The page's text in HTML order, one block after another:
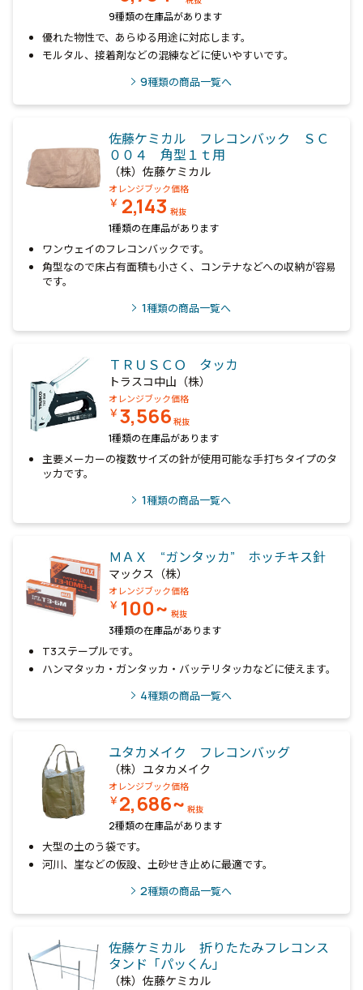
9種類の在庫品があります
優れた物性で、あらゆる用途に対応します。
モルタル、接着剤などの混練などに使いやすいです。
9種類の商品一覧へ
佐藤ケミカル フレコンバック ＳＣ
００４ 角型１ｔ用
（株）佐藤ケミカル
オレンジブック価格
￥ 2,143 税抜
1種類の在庫品があります
ワンウェイのフレコンバックです。
角型なので床占有面積も小さく、コンテナなどへの収納が容易
です。
1種類の商品一覧へ
ＴＲＵＳＣＯ タッカ
トラスコ中山（株）
オレンジブック価格
￥3,566 税抜
1種類の在庫品があります
主要メーカーの複数サイズの針が使用可能な手打ちタイプのタ
ッカです。
1種類の商品一覧へ
ＭＡＸ “ガンタッカ” ホッチキス針
マックス（株）
オレンジブック価格
￥ 100~ 税抜
3種類の在庫品があります
T3ステープルです。
ハンマタッカ・ガンタッカ・バッテリタッカなどに使えます。
4種類の商品一覧へ
ユタカメイク フレコンバッグ
（株）ユタカメイク
オレンジブック価格
￥2,686~ 税抜
2種類の在庫品があります
大型の土のう袋です。
河川、崖などの仮設、土砂せき止めに最適です。
2種類の商品一覧へ
佐藤ケミカル 折りたたみフレコンス
タンド「パッくん」
（株）佐藤ケミカル